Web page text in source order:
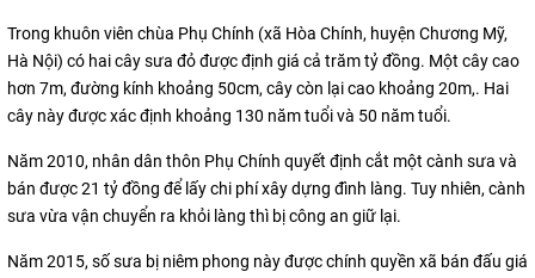
Trong khuôn viên chùa Phụ Chính (xã Hòa Chính, huyện Chương Mỹ,
Hà Nội) có hai cây sưa đỏ được định giá cả trăm tỷ đồng. Một cây cao
hơn 7m, đường kính khoảng 50cm, cây còn lại cao khoảng 20m,. Hai
cây này được xác định khoảng 130 năm tuổi và 50 năm tuổi.
Năm 2010, nhân dân thôn Phụ Chính quyết định cắt một cành sưa và
bán được 21 tỷ đồng để lấy chi phí xây dựng đình làng. Tuy nhiên, cành
sưa vừa vận chuyển ra khỏi làng thì bị công an giữ lại.
Năm 2015, số sưa bị niêm phong này được chính quyền xã bán đấu giá